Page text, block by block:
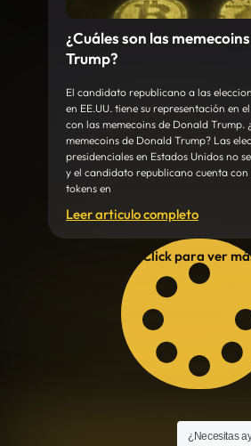
¿Cuáles son las
Trump?
El candidato republicano a las
en EE.UU. tiene su representación en
con las memecoins de Donald Trump.
memecoins de Donald Trump? Las
presidenciales en Estados Unidos no
y el candidato republicano cuenta con
tokens en
Leer articulo completo
Click para ver
¿Necesitas